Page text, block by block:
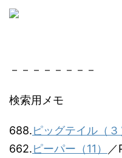
－－－－－－－－
検索用メモ
688.ピッグテイル（３
662.ピーパー（11）